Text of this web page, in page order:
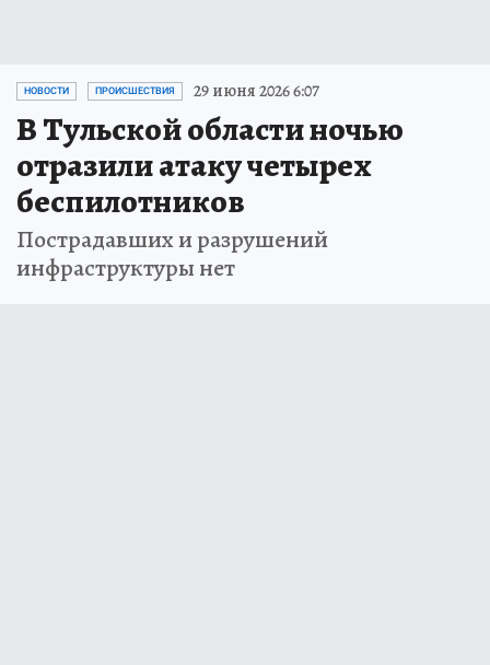
НОВОСТИ ПРОИСШЕСТВИЯ 29 июня 2026 6:07
В Тульской области ночью
отразили атаку четырех
беспилотников
Пострадавших и разрушений
инфраструктуры нет